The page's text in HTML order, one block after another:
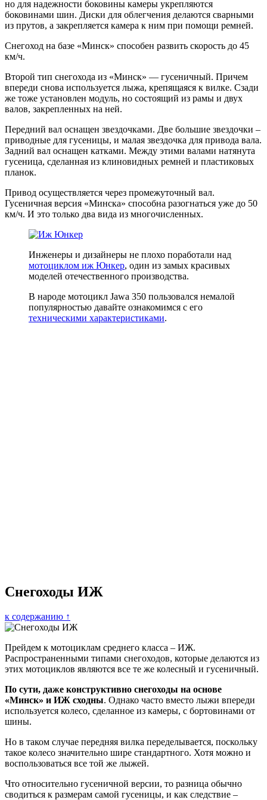
но для надежности боковины камеры укрепляются
боковинами шин. Диски для облегчения делаются сварными
из прутов, а закрепляется камера к ним при помощи ремней.
Cнегоход на базе «Минск» способен развить скорость до 45
км/ч.
Второй тип снегохода из «Минск» — гусеничный. Причем
впереди снова используется лыжа, крепящаяся к вилке. Сзади
же тоже установлен модуль, но состоящий из рамы и двух
валов, закрепленных на ней.
Передний вал оснащен звездочками. Две большие звездочки –
приводные для гусеницы, и малая звездочка для привода вала.
Задний вал оснащен катками. Между этими валами натянута
гусеница, сделанная из клиновидных ремней и пластиковых
планок.
Привод осуществляется через промежуточный вал.
Гусеничная версия «Минска» способна разогнаться уже до 50
км/ч. И это только два вида из многочисленных.
Инженеры и дизайнеры не плохо поработали над
мотоциклом иж Юнкер, один из замых красивых
моделей отечественного производства.
В народе мотоцикл Jawa 350 пользовался немалой
популярностью давайте ознакомимся с его
техническими характеристиками.
Снегоходы ИЖ
к содержанию ↑
Прейдем к мотоциклам среднего класса – ИЖ.
Распространенными типами снегоходов, которые делаются из
этих мотоциклов являются все те же колесный и гусеничный.
По сути, даже конструктивно снегоходы на основе
«Минск» и ИЖ сходны. Однако часто вместо лыжи впереди
используется колесо, сделанное из камеры, с бортовинами от
шины.
Но в таком случае передняя вилка переделывается, поскольку
такое колесо значительно шире стандартного. Хотя можно и
воспользоваться все той же лыжей.
Что относительно гусеничной версии, то разница обычно
сводиться к размерам самой гусеницы, и как следствие –